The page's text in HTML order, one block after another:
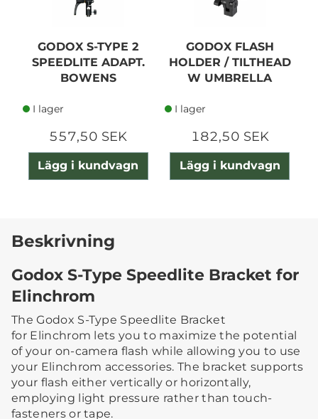
GODOX S-TYPE 2
SPEEDLITE ADAPT.
BOWENS
I lager
557,50 SEK
Lägg i kundvagn
GODOX FLASH
HOLDER / TILTHEAD
W UMBRELLA
I lager
182,50 SEK
Lägg i kundvagn
Beskrivning
Godox S-Type Speedlite Bracket for
Elinchrom
The Godox S-Type Speedlite Bracket
for Elinchrom lets you to maximize the potential
of your on-camera flash while allowing you to use
your Elinchrom accessories. The bracket supports
your flash either vertically or horizontally,
employing light pressure rather than touch-
fasteners or tape.